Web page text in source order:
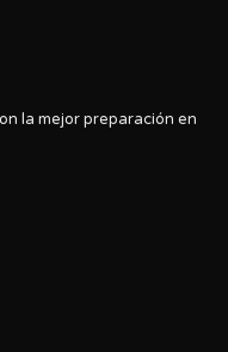
la mejor preparación en